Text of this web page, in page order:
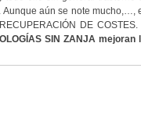
aún se note mucho,…,
DE
SIN ZANJA